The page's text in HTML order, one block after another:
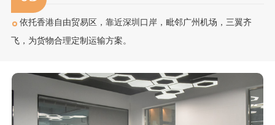
依托香港自由贸易区，靠近深圳口岸，毗邻广州机场，三翼齐
飞，为货物合理定制运输方案。